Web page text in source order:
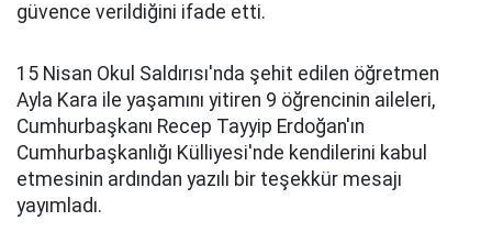
güvence verildiğini ifade etti.
15 Nisan Okul Saldırısı'nda şehit edilen öğretmen
Ayla Kara ile yaşamını yitiren 9 öğrencinin aileleri,
Cumhurbaşkanı Recep Tayyip Erdoğan'ın
Cumhurbaşkanlığı Külliyesi'nde kendilerini kabul
etmesinin ardından yazılı bir teşekkür mesajı
yayımladı.